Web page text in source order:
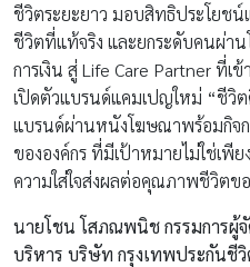
ชีวิตระยะยาว มอบสิทธิประโย
ชีวิตที่แท้จริง และยกระดับคนผ่า
การเงิน สู่ Life Care Partner ที่เ
เปิดตัวแบรนด์แคมเปญใหม่ “ชีวิต
แบรนด์ผ่านหนังโฆษณาพร้อมกิจ
ขององค์กร ที่มีเป้าหมายไม่ใช่เพี
ความใส่ใจส่งผลต่อคุณภาพชีวิตข
นายโชน โสภณพนิช กรรมการผู้
บริหาร บริษัท กรุงเทพประกันชี